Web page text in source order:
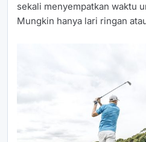
sekali menyempatkan waktu
Mungkin hanya lari ringan